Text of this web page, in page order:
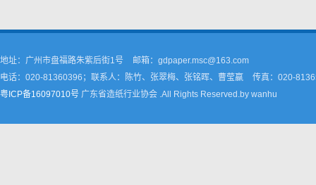
地址：广州市盘福路朱紫后街1号
邮箱：gdpaper.msc@163.com
电话：020-81360396；联系人：陈竹、张翠梅、张铭晖、曹莹嬴
传真：020-
粤ICP备16097010号 广东省造纸行业协会 .All Rights Reserved.by wanhu